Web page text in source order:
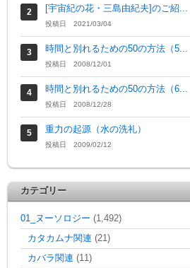
[宇宙紀の花・三島由紀夫]のご紹...
投稿日 2021/03/04
時間と別れるための50の方法（5...
投稿日 2008/12/01
時間と別れるための50の方法（6...
投稿日 2008/12/28
重力の起源（水の洗礼）
投稿日 2009/02/12
カテゴリー
01_ヌーソロジー (1,492)
カタカムナ関連 (21)
カバラ関連 (11)